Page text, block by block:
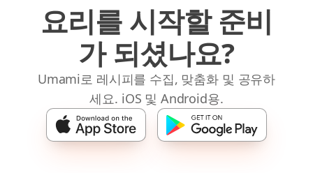
요리를 시작할 준비
가 되셨나요?
Umami로 레시피를 수집, 맞춤화 및 공유하
세요. iOS 및 Android용.